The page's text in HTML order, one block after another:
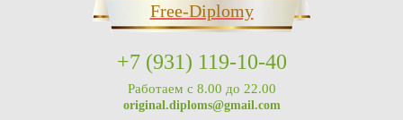
Free-Diplomy
+7 (931) 119-10-40
Работаем с 8.00 до 22.00
original.diploms@gmail.com